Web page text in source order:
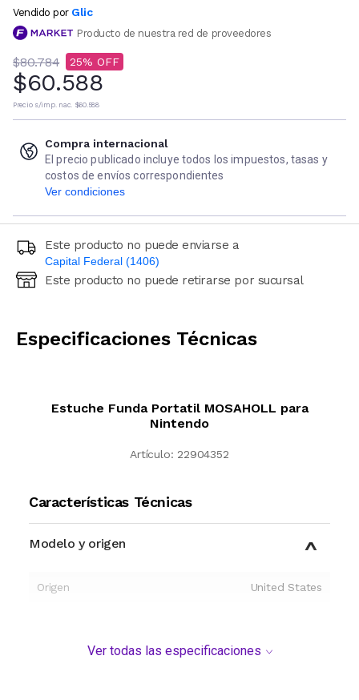
Vendido por Glic
Producto de nuestra red de proveedores
$80.784 25
$60.588
Precio s/imp. nac. $60.588
Compra internacional
El precio publicado incluye todos los impuestos, tasas y
costos de envíos correspondientes
Ver condiciones
Este producto no puede enviarse a
Capital Federal (1406)
Ingresá código postal (sólo números)
Este producto no puede retirarse por sucursal
Especificaciones Técnicas
Estuche Funda Portatil MOSAHOLL para
Nintendo
Artículo: 22904352
Características Técnicas
Modelo y origen
Origen United States
Ver todas las especificaciones